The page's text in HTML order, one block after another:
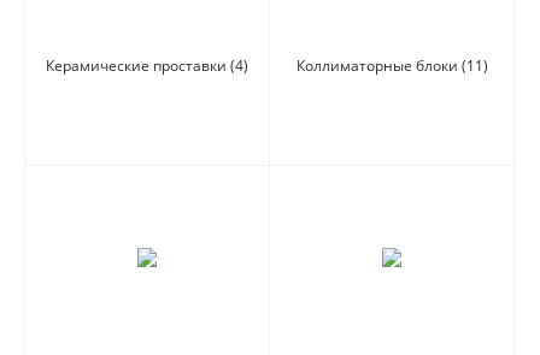
Керамические проставки (4) Коллиматорные блоки (11)